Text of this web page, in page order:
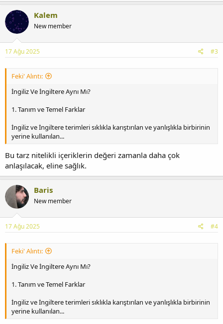
Kalem
New member
17 Ağu 2025 #3
Feki' Alıntı:
İngiliz Ve İngiltere Aynı Mı?
1. Tanım ve Temel Farklar
İngiliz ve İngiltere terimleri sıklıkla karıştırılan ve yanlışlıkla birbirinin
yerine kullanılan...
Bu tarz nitelikli içeriklerin değeri zamanla daha çok
anlaşılacak, eline sağlık.
Baris
New member
17 Ağu 2025 #4
Feki' Alıntı:
İngiliz Ve İngiltere Aynı Mı?
1. Tanım ve Temel Farklar
İngiliz ve İngiltere terimleri sıklıkla karıştırılan ve yanlışlıkla birbirinin
yerine kullanılan...